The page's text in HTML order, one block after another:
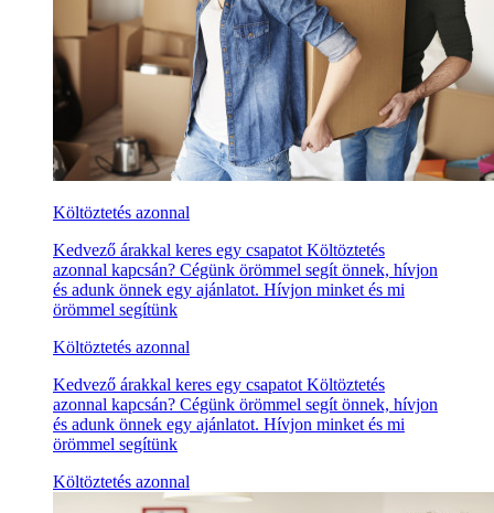
Költöztetés azonnal
Kedvező árakkal keres egy csapatot Költöztetés
azonnal kapcsán? Cégünk örömmel segít önnek, hívjon
és adunk önnek egy ajánlatot. Hívjon minket és mi
örömmel segítünk
Költöztetés azonnal
Kedvező árakkal keres egy csapatot Költöztetés
azonnal kapcsán? Cégünk örömmel segít önnek, hívjon
és adunk önnek egy ajánlatot. Hívjon minket és mi
örömmel segítünk
Költöztetés azonnal